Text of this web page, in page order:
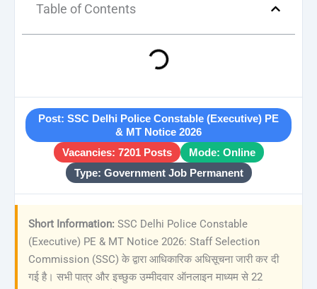
Table of Contents
Post: SSC Delhi Police Constable (Executive) PE
& MT Notice 2026
Vacancies: 7201 Posts
Mode: Online
Type: Government Job Permanent
Short Information: SSC Delhi Police Constable
(Executive) PE & MT Notice 2026: Staff Selection
Commission (SSC) के द्वारा आधिकारिक अधिसूचना जारी कर दी
गई है। सभी पात्र और इच्छुक उम्मीदवार ऑनलाइन माध्यम से 22